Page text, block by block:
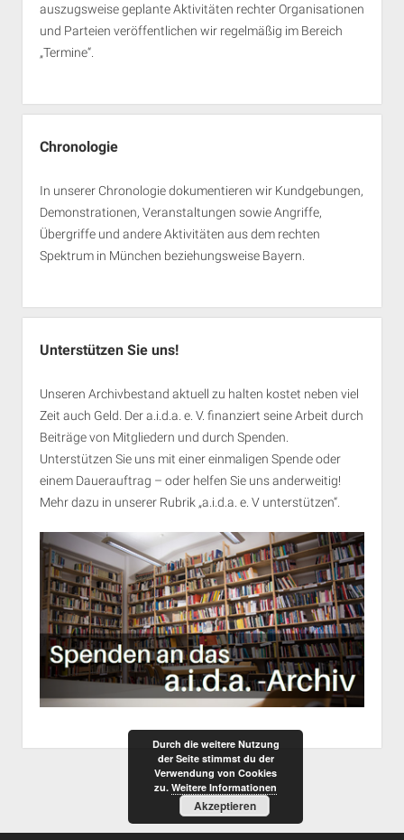
auszugsweise geplante Aktivitäten rechter Organisationen
und Parteien veröffentlichen wir regelmäßig im Bereich
„Termine“.
Chronologie
In unserer Chronologie dokumentieren wir Kundgebungen,
Demonstrationen, Veranstaltungen sowie Angriffe,
Übergriffe und andere Aktivitäten aus dem rechten
Spektrum in München beziehungsweise Bayern.
Unterstützen Sie uns!
Unseren Archivbestand aktuell zu halten kostet neben viel
Zeit auch Geld. Der a.i.d.a. e. V. finanziert seine Arbeit durch
Beiträge von Mitgliedern und durch Spenden.
Unterstützen Sie uns mit einer einmaligen Spende oder
einem Dauerauftrag – oder helfen Sie uns anderweitig!
Mehr dazu in unserer Rubrik „a.i.d.a. e. V unterstützen“.
Durch die weitere Nutzung
der Seite stimmst du der
Verwendung von Cookies
zu. Weitere Informationen
Akzeptieren